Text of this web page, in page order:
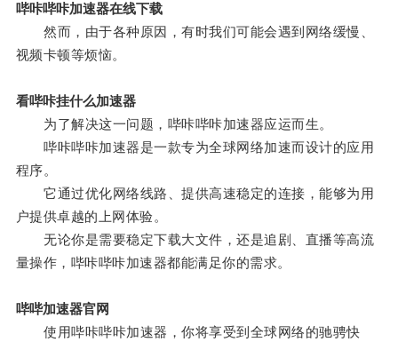
哔咔哔咔加速器在线下载
然而，由于各种原因，有时我们可能会遇到网络缓慢、
视频卡顿等烦恼。
看哔咔挂什么加速器
为了解决这一问题，哔咔哔咔加速器应运而生。
哔咔哔咔加速器是一款专为全球网络加速而设计的应用
程序。
它通过优化网络线路、提供高速稳定的连接，能够为用
户提供卓越的上网体验。
无论你是需要稳定下载大文件，还是追剧、直播等高流
量操作，哔咔哔咔加速器都能满足你的需求。
哔哔加速器官网
使用哔咔哔咔加速器，你将享受到全球网络的驰骋快